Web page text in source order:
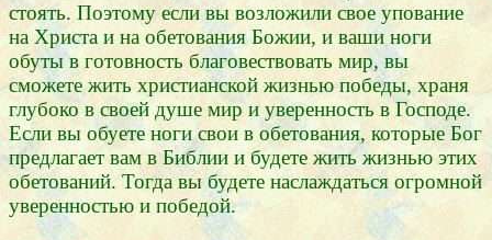
стоять. Поэтому если вы возложили свое упование
на Христа и на обетования Божии, и ваши ноги
обуты в готовность благовествовать мир, вы
сможете жить христианской жизнью победы, храня
глубоко в своей душе мир и уверенность в Господе.
Если вы обуете ноги свои в обетования, которые Бог
предлагает вам в Библии и будете жить жизнью этих
обетований. Тогда вы будете наслаждаться огромной
уверенностью и победой.